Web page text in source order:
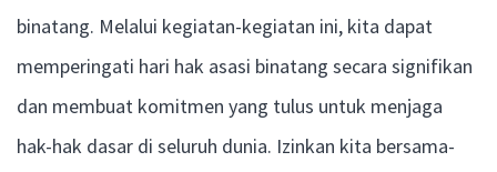
binatang. Melalui kegiatan-kegiatan ini, kita dapat
memperingati hari hak asasi binatang secara signifikan
dan membuat komitmen yang tulus untuk menjaga
hak-hak dasar di seluruh dunia. Izinkan kita bersama-